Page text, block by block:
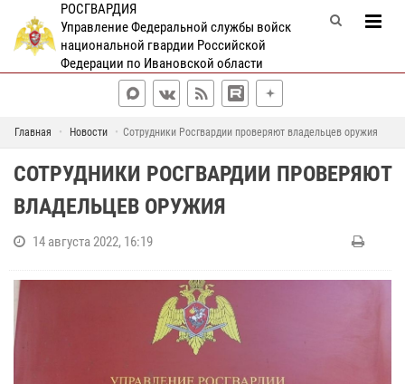
РОСГВАРДИЯ
Управление Федеральной службы войск
национальной гвардии Российской
Федерации по Ивановской области
Главная Новости Сотрудники Росгвардии проверяют владельцев оружия
СОТРУДНИКИ РОСГВАРДИИ ПРОВЕРЯЮТ
ВЛАДЕЛЬЦЕВ ОРУЖИЯ
14 августа 2022, 16:19